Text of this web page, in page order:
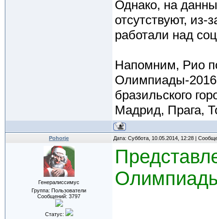
Однако, на
отсутствуют,
работали над
Напомним, Рио
Олимпиады-2016
бразильского
Мадрид, Прага,
Pohorje Дата: Суббота, 10.05.2014, 12:28 |
Генералиссимус
Группа: Пользователи
Сообщений: 3797
Статус: